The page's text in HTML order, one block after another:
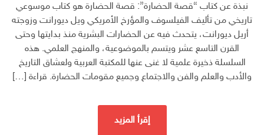
نبذة عن كتاب “قصة الحضارة”: قصة الحضارة هو كتاب موسوعي
تاريخي من تأليف الفيلسوف والمؤرخ الأمريكي ويل ديورانت وزوجته
أريل ديورانت، يتحدث فيه عن الحضارات البشرية منذ بدايتها وحتى
القرن التاسع عشر ويتسم بالموضوعية، والمنهج العلمي. هذه
السلسلة ذخيرة علمية لا غنى عنها للمكتبة العربية ولعشاق التاريخ
والأدب والعلم والفن والاجتماع وجميع مقومات الحضارة. قراءة […]
إقرأ المزيد